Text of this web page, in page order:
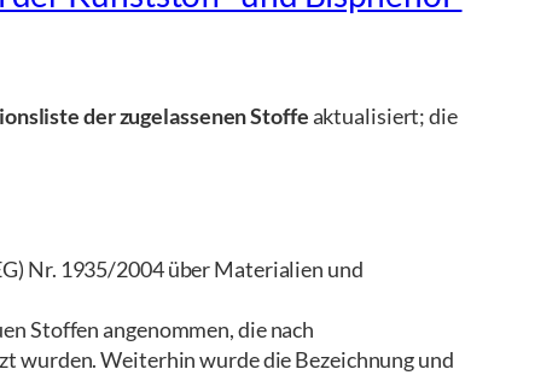
der zugelassenen Stoffeaktualisiert; die
Nr. 1935/2004 über Materialien und
Stoffen angenommen, die nach
wurden. Weiterhin wurde die Bezeichnung und